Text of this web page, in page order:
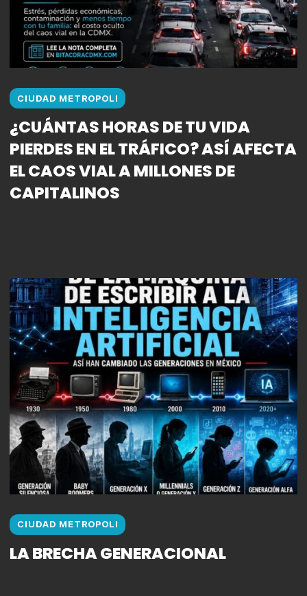
CIUDAD METROPOLI
¿CUÁNTAS HORAS DE TU VIDA
PIERDES EN EL TRÁFICO? ASÍ AFECTA
EL CAOS VIAL A MILLONES DE
CAPITALINOS
CIUDAD METROPOLI
LA BRECHA GENERACIONAL